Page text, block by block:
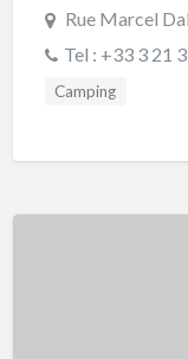
Rue Marcel
Tel : +33 3 21
Camping